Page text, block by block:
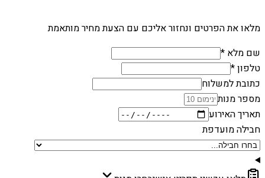
מלאו את הפרטים ונחזור אליכם עם הצעת מחיר מותאמת
שם מלא *
טלפון *
כתובת למשלוח
מספר מנות
תאריך האירוע
חבילה מועדפת